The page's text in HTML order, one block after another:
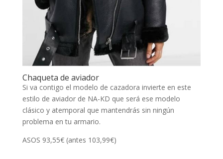
Chaqueta de aviador
Si va contigo el modelo de cazadora invierte en este
estilo de aviador de NA-KD que será ese modelo
clásico y atemporal que mantendrás sin ningún
problema en tu armario.
ASOS 93,55€ (antes 103,99€)